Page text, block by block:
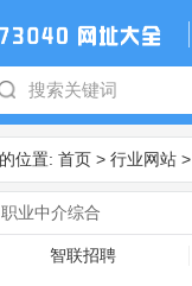
位置: 首页 > 行业网站 >
职业中介综合
智联招聘